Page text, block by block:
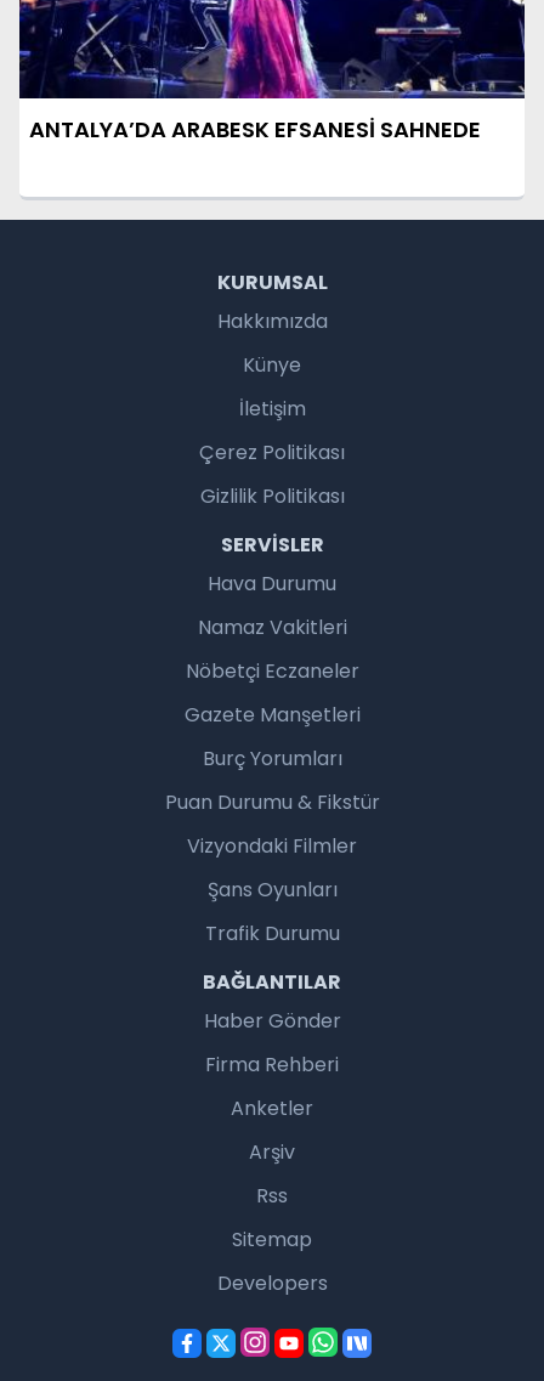
ANTALYA’DA ARABESK EFSANESİ SAHNEDE
KURUMSAL
Hakkımızda
Künye
İletişim
Çerez Politikası
Gizlilik Politikası
SERVISLER
Hava Durumu
Namaz Vakitleri
Nöbetçi Eczaneler
Gazete Manşetleri
Burç Yorumları
Puan Durumu & Fikstür
Vizyondaki Filmler
Şans Oyunları
Trafik Durumu
BAĞLANTILAR
Haber Gönder
Firma Rehberi
Anketler
Arşiv
Rss
Sitemap
Developers